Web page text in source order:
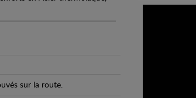
sur la route.